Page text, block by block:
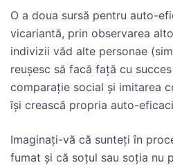
O a doua sursă pentru auto-
vicariantă, prin observarea
indivizii văd alte personae
reușesc să facă față cu
comparație social și imitarea
își crească propria auto-
Imaginați-vă că sunteți în
fumat și că soțul sau soția nu